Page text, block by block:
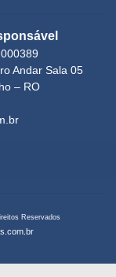
Andar Sala 05
– RO
Reservados